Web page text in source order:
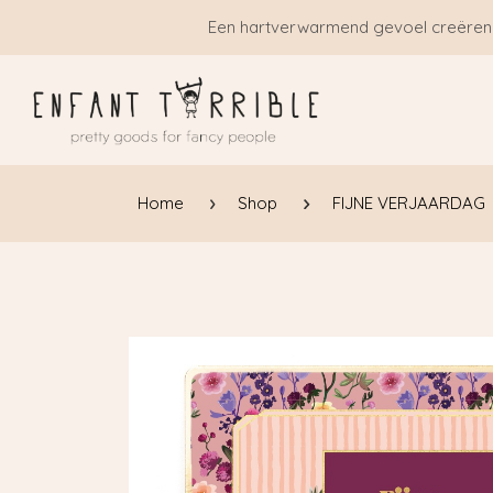
Een hartverwarmend gevoel creëren
Home Shop FIJNE VERJAARDAG